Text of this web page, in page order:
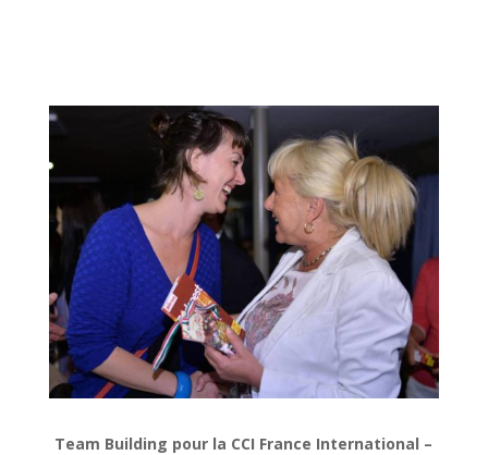
Team Building pour la CCI France International –